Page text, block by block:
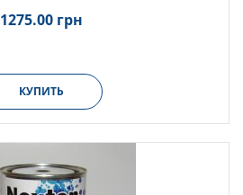
1275.00 грн
КУПИТЬ